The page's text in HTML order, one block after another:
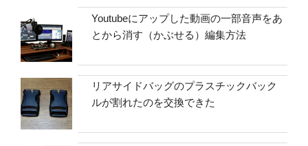
Youtubeにアップした動画の一部音声をあ
とから消す（かぶせる）編集方法
リアサイドバッグのプラスチックバック
ルが割れたのを交換できた